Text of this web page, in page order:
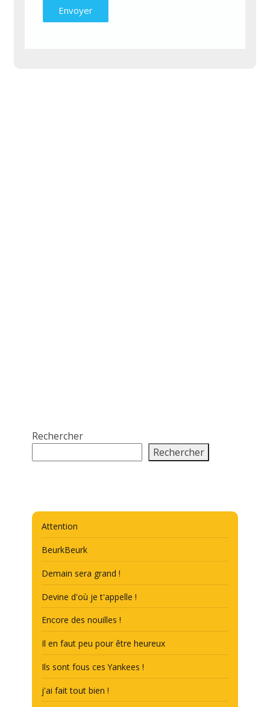
Rechercher
Rechercher
Attention
BeurkBeurk
Demain sera grand !
Devine d'où je t'appelle !
Encore des nouilles !
Il en faut peu pour être heureux
Ils sont fous ces Yankees !
j'ai fait tout bien !